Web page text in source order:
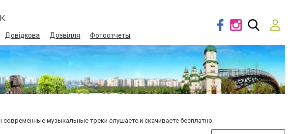
Довідкова Дозвілля Фотоотчеты
музыкальные треки слушаете и скачиваете бесплатно.